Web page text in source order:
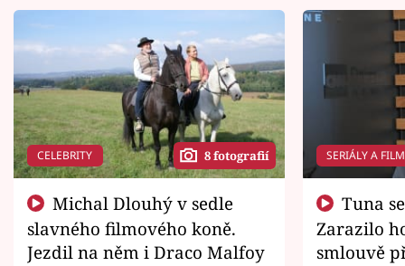
Sledujte nás
CELEBRITY 8 fotografií
slavného filmového koně.
Jezdil na něm i Draco Malfoy
SERIÁLY A
Zarazilo
smlouvě